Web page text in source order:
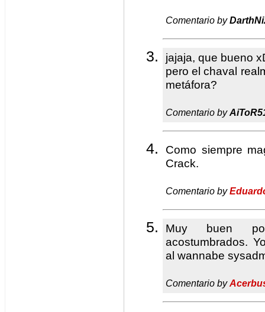
Comentario by
jajaja, que bueno
pero el chaval
metáfora?
Comentario by
Como siempre
Crack.
Comentario by
Muy buen
acostumbrados.
al wannabe
Comentario by